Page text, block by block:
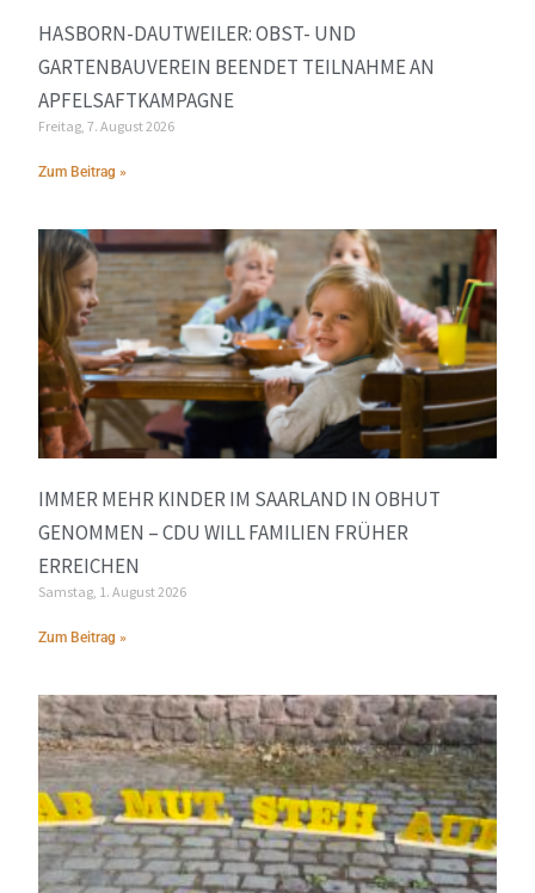
HASBORN-DAUTWEILER: OBST- UND
GARTENBAUVEREIN BEENDET TEILNAHME AN
APFELSAFTKAMPAGNE
Freitag, 7. August 2026
Zum Beitrag »
IMMER MEHR KINDER IM SAARLAND IN OBHUT
GENOMMEN – CDU WILL FAMILIEN FRÜHER
ERREICHEN
Samstag, 1. August 2026
Zum Beitrag »